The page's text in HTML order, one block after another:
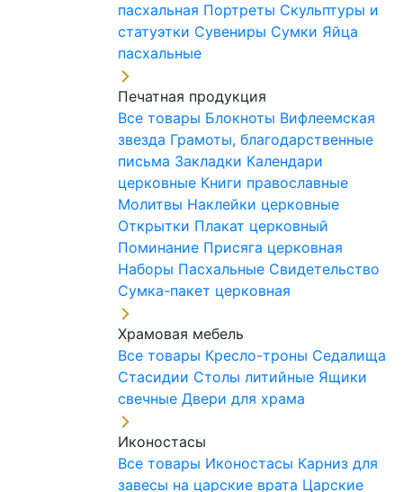
пасхальная Портреты Скульптуры и
статуэтки Сувениры Сумки Яйца
пасхальные
Печатная продукция
Все товары Блокноты Вифлеемская
звезда Грамоты, благодарственные
письма Закладки Календари
церковные Книги православные
Молитвы Наклейки церковные
Открытки Плакат церковный
Поминание Присяга церковная
Наборы Пасхальные Свидетельство
Сумка-пакет церковная
Храмовая мебель
Все товары Кресло-троны Седалища
Стасидии Столы литийные Ящики
свечные Двери для храма
Иконостасы
Все товары Иконостасы Карниз для
завесы на царские врата Царские